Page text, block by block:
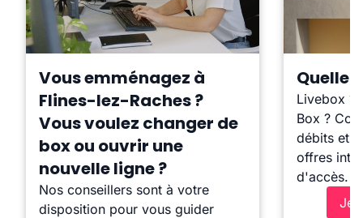
Vous emménagez à
Flines-lez-Raches ?
Vous voulez changer de
box ou ouvrir une
nouvelle ligne ?
Nos conseillers sont à votre
disposition pour vous guider
Quelle
Livebox ?
Box ?
débits et
offres
d'accès.
Je